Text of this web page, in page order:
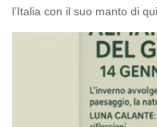
l’Italia con il suo manto di